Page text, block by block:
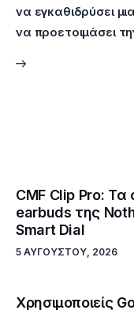
να εγκαθιδρύσει
να προετοιμάσει
CMF Clip Pro: Τα
earbuds της
Smart Dial
5 ΑΥΓΟΎΣΤΟΥ, 2026
Χρησιμοποιείς